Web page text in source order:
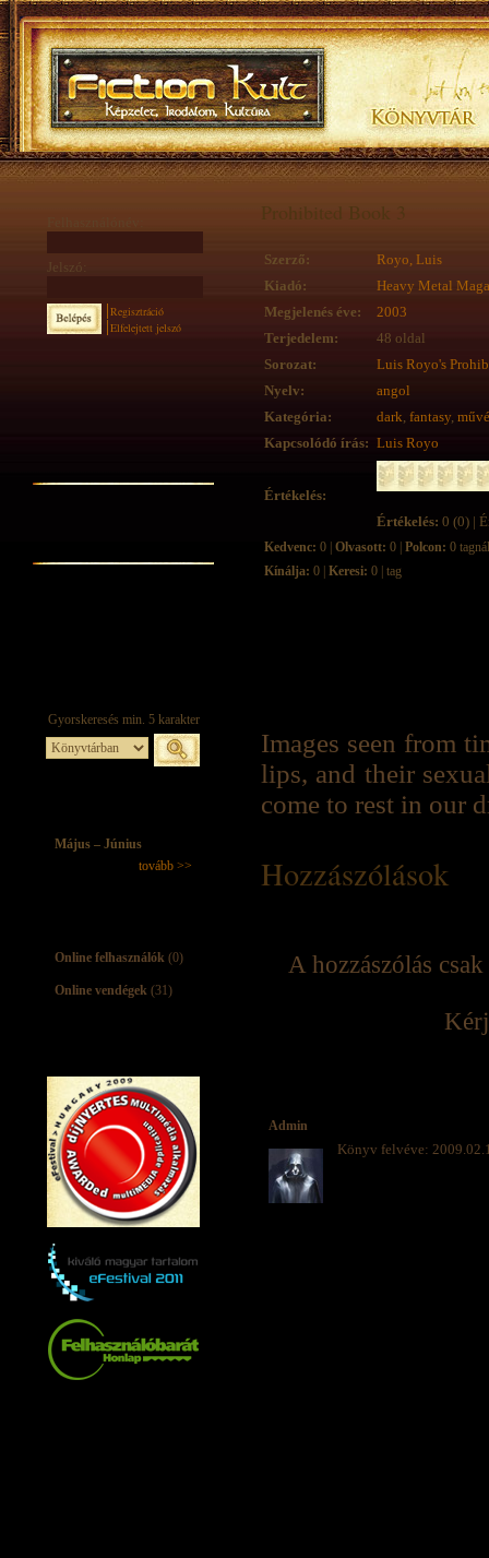
Jelszó:
Regisztráció
Elfelejtett jelszó
Május – Június
tovább >>
Online felhasználók (0)
Online vendégek (31)
Prohibited Book 3
Szerző:
Royo, Luis
Kiadó:
Heavy Metal
Megjelenés éve:
2003
Terjedelem:
48 oldal
Sorozat:
Luis Royo's
Nyelv:
angol
Kategória:
dark, fantasy,
Kapcsolódó írás: Luis Royo
Értékelés:
Értékelés: 0 (0) |
Kedvenc: 0 | Olvasott: 0 | Polcon: 0 tagnál
Kínálja: 0 | Keresi: 0 | tag
Images seen from
lips, and their
come to rest in our
Hozzászólások
A hozzászólás
Admin
Könyv felvéve: